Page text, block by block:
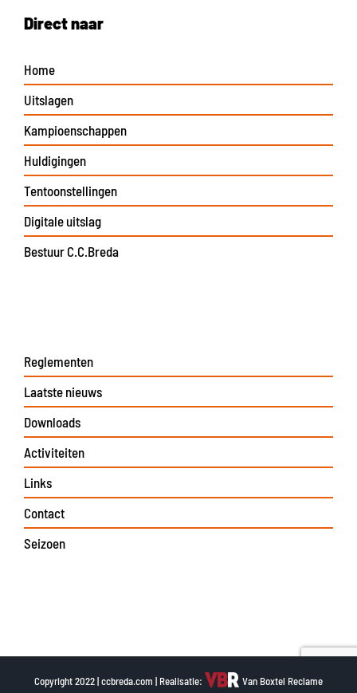
Direct naar
Home
Uitslagen
Kampioenschappen
Huldigingen
Tentoonstellingen
Digitale uitslag
Bestuur C.C.Breda
Reglementen
Laatste nieuws
Downloads
Activiteiten
Links
Contact
Seizoen
Copyright 2022 | ccbreda.com | Realisatie: Van Boxtel Reclame